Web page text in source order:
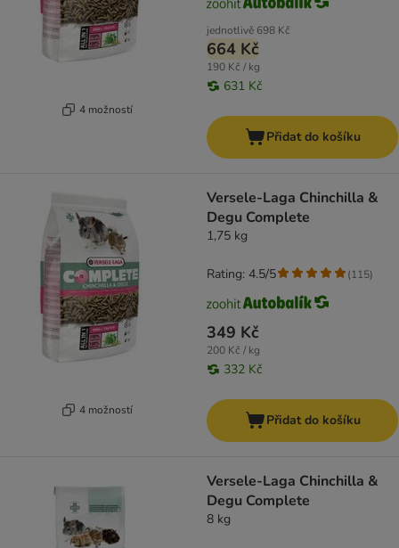
4 možností
jednotlivě 698 Kč
664 Kč
190 Kč / kg
631 Kč
Přidat do košíku
4 možností
Versele-Laga Chinchilla &
Degu Complete
1,75 kg
349 Kč
200 Kč / kg
332 Kč
Rating: 4.5/5 (115)
Přidat do košíku
Versele-Laga Chinchilla &
Degu Complete
8 kg